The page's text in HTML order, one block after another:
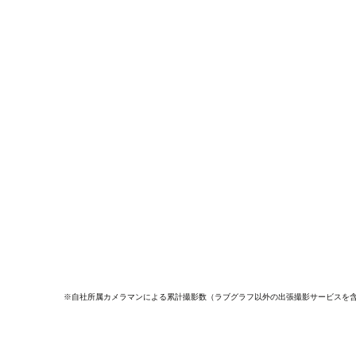
※自社所属カメラマンによる累計撮影数（ラブグラフ以外の出張撮影サービスを